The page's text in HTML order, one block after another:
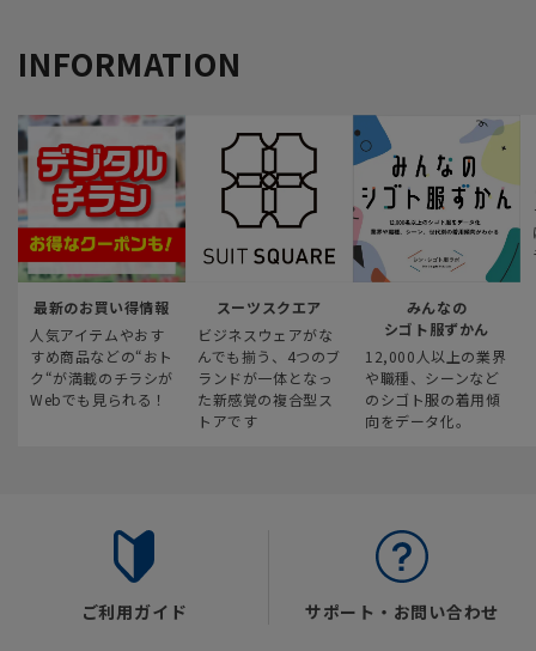
INFORMATION
最新のお買い得情報
人気アイテムやおす
すめ商品などの“おト
ク“が満載のチラシが
Webでも見られる！
スーツスクエア
ビジネスウェアがな
んでも揃う、4つのブ
ランドが一体となっ
た新感覚の複合型ス
トアです
みんなの
シゴト服ずかん
12,000人以上の業界
や職種、シーンなど
のシゴト服の着用傾
向をデータ化。
ご利用ガイド サポート・お問い合わせ